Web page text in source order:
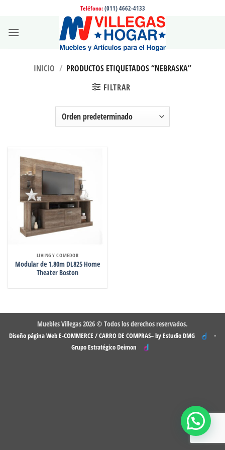
contenido
Teléfono: (011) 4662-4133
INICIO / PRODUCTOS ETIQUETADOS “NEBRASKA”
FILTRAR
LIVING Y COMEDOR
Modular de 1.80m DL825 Home
Theater Boston
Muebles Villegas 2026 © Todos los derechos reservados.
Diseño página Web E-COMMERCE / CARRO DE COMPRAS– by Estudio DMG -
Grupo Estratégico Deimon